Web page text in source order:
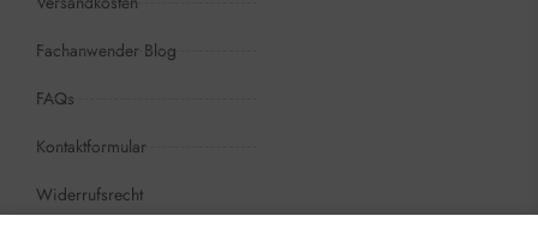
Fachanwender Blog
FAQs
Kontaktformular
Widerrufsrecht